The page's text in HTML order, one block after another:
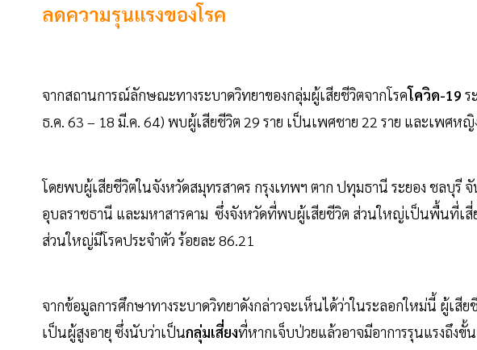
ลดความรุนแรงของโรค
จากสถานการณ์ลักษณะทางระบาดวิทยาของกลุ่มผู้เสียชีวิตจากโรคโควิด-19 ร
ธ.ค. 63 – 18 มี.ค. 64) พบผู้เสียชีวิต 29 ราย เป็นเพศชาย 22 ราย และเพศหญิ
โดยพบผู้เสียชีวิตในจังหวัดสมุทรสาคร กรุงเทพฯ ตาก ปทุมธานี ระยอง ชลบุรี
อุบลราชธานี และมหาสารคาม ซึ่งจังหวัดที่พบผู้เสียชีวิต ส่วนใหญ่เป็นพื้นที่เสี่
ส่วนใหญ่มีโรคประจำตัว ร้อยละ 86.21
จากข้อมูลการศึกษาทางระบาดวิทยาดังกล่าวจะเห็นได้ว่าในระลอกใหม่นี้ ผู้เ
เป็นผู้สูงอายุ ซึ่งนับว่าเป็นกลุ่มเสี่ยงที่หากเจ็บป่วยแล้วอาจมีอาการรุนแรงถึงขั้